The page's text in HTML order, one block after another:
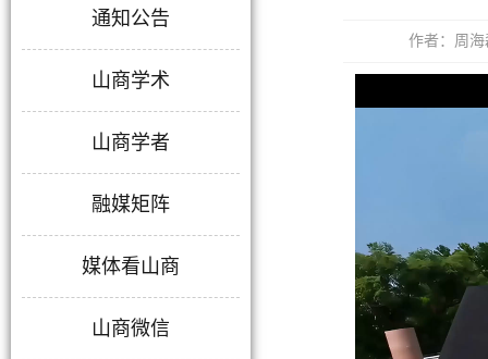
通知公告
山商学术
山商学者
融媒矩阵
媒体看山商
山商微信
作者：周